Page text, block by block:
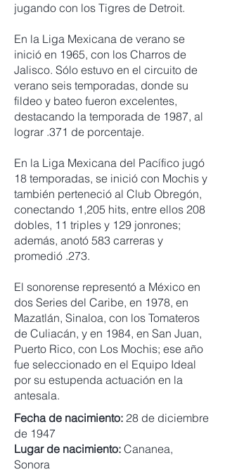
jugando con los Tigres de Detroit.
En la Liga Mexicana de verano se
inició en 1965, con los Charros de
Jalisco. Sólo estuvo en el circuito de
verano seis temporadas, donde su
fildeo y bateo fueron excelentes,
destacando la temporada de 1987, al
lograr .371 de porcentaje.
En la Liga Mexicana del Pacífico jugó
18 temporadas, se inició con Mochis y
también perteneció al Club Obregón,
conectando 1,205 hits, entre ellos 208
dobles, 11 triples y 129 jonrones;
además, anotó 583 carreras y
promedió .273.
El sonorense representó a México en
dos Series del Caribe, en 1978, en
Mazatlán, Sinaloa, con los Tomateros
de Culiacán, y en 1984, en San Juan,
Puerto Rico, con Los Mochis; ese año
fue seleccionado en el Equipo Ideal
por su estupenda actuación en la
antesala.
Fecha de nacimiento: 28 de diciembre
de 1947
Lugar de nacimiento: Cananea,
Sonora